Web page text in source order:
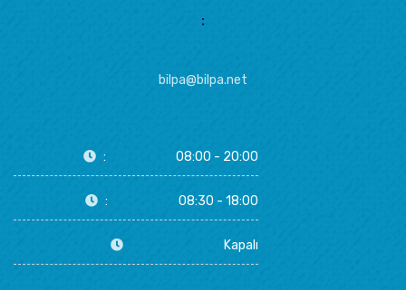
:
bilpa@bilpa.net
: 08:00 - 20:00
: 08:30 - 18:00
Kapalı